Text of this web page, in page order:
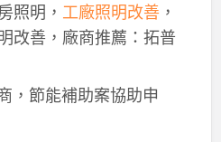
照明， 工廠照明改善，
改善，廠商推薦：拓普
，節能補助案協助申